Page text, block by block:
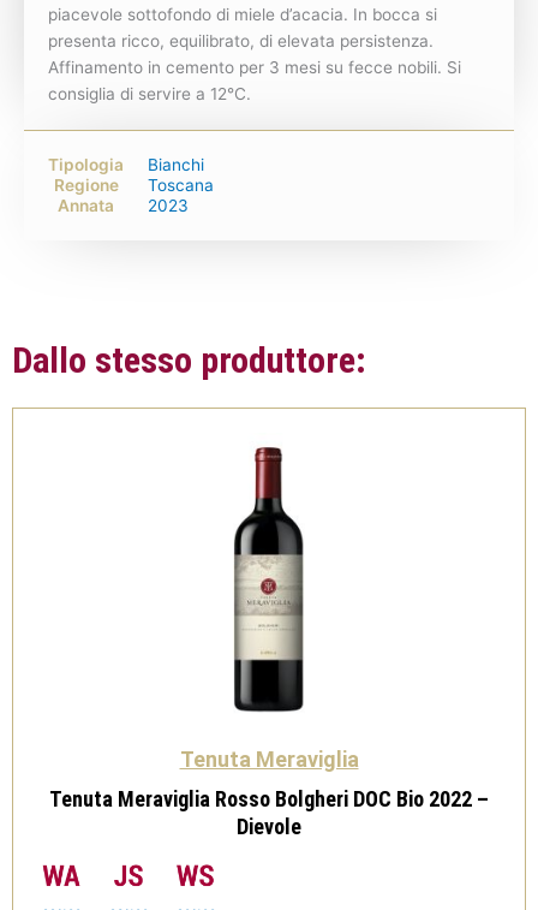
piacevole sottofondo di miele d’acacia. In bocca si
presenta ricco, equilibrato, di elevata persistenza.
Affinamento in cemento per 3 mesi su fecce nobili. Si
consiglia di servire a 12°C.
Tipologia
Bianchi
Regione
Toscana
Annata
2023
Dallo stesso produttore:
Tenuta Meraviglia
Tenuta Meraviglia Rosso Bolgheri DOC Bio 2022 –
Dievole